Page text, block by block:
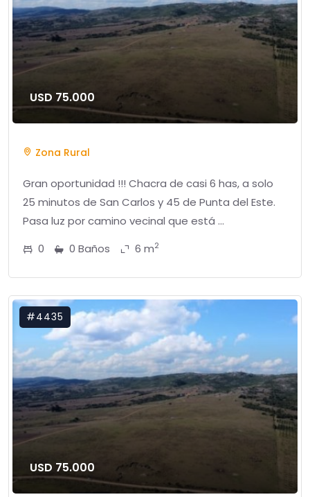
USD 75.000
Zona Rural
Gran oportunidad !!! Chacra de casi 6 has, a solo
25 minutos de San Carlos y 45 de Punta del Este.
Pasa luz por camino vecinal que está ...
0
0 Baños 6 m2
#4435
USD 75.000